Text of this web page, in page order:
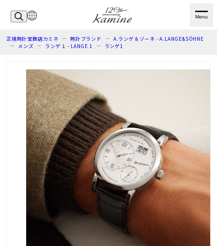
Menu
正規時計宝飾店カミネ 時計ブランド
A.ランゲ＆ゾーネ - A.LANGE&SÖHNE
メンズ
ランゲ１ - LANGE 1 ランゲ1